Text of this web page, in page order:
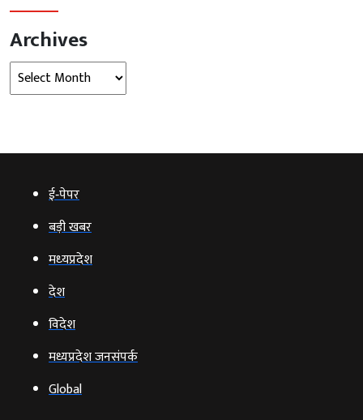
Archives
Archives
ई‑पेपर
बड़ी खबर
मध्‍यप्रदेश
देश
विदेश
मध्यप्रदेश जनसंपर्क
Global